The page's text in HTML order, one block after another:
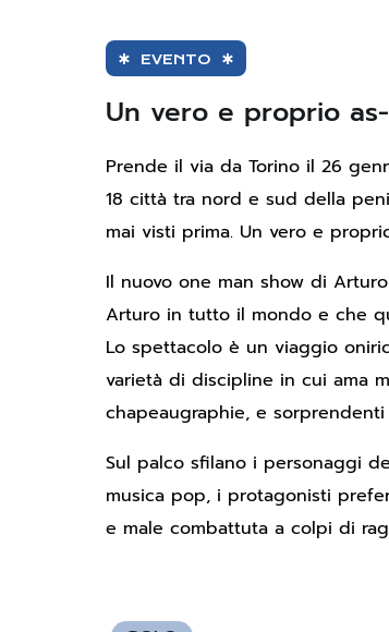
EVENTO
Un vero e proprio
Prende il via da Torino il 26
18 città tra nord e sud della
mai visti prima. Un vero e
Il nuovo one man show di
Arturo in tutto il mondo e che
Lo spettacolo è un viaggio
varietà di discipline in cui ama
chapeaugraphie, e
Sul palco sfilano i personaggi
musica pop, i protagonisti
e male combattuta a colpi di